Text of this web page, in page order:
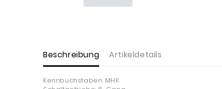
Beschreibung Artikeldetails
Kennbuchstaben: MHK